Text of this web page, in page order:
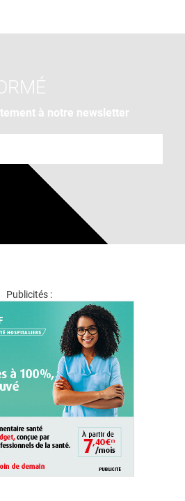
à notre newsletter
Publicités :